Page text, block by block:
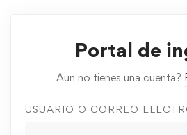
Portal de
Aun no tienes una cuenta?
USUARIO O CORREO